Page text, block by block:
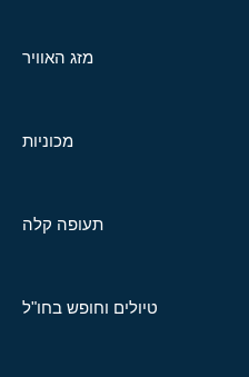
מזג האוויר
מכוניות
תעופה קלה
טיולים וחופש בחו"ל